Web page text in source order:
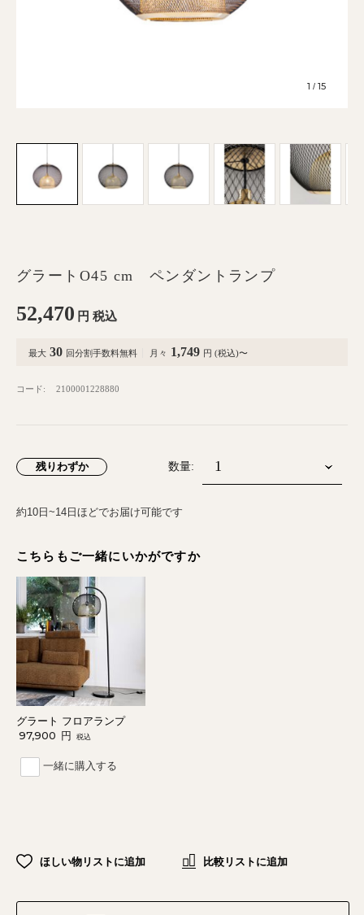
1 / 15
グラートO45 cm ペンダントランプ
52,470 円 税込
最大 30 回分割手数料無料 月々 1,749 円 (税込)〜
コード: 2100001228880
残りわずか 数量:
約10日~14日ほどでお届け可能です
こちらもご一緒にいかがですか
グラート フロアランプ
97,900 円 税込
一緒に購入する
ほしい物リストに追加 比較リストに追加